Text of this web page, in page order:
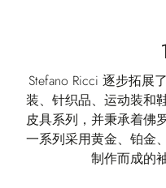
Stefano Ricci 逐步拓展
装、针织品、运动装和
皮具系列，并秉承着佛
一系列采用黄金、铂金
制作而成的